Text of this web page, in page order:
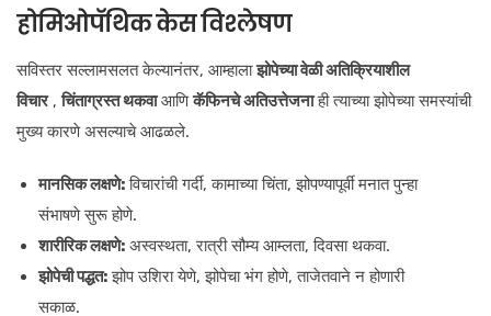
होमिओपॅथिक केस विश्लेषण
सविस्तर सल्लामसलत केल्यानंतर, आम्हालाझोपेच्या वेळी अतिक्रियाशील
विचार,चिंताग्रस्त थकवाआणिकॅफिनचे अतिउत्तेजनाही त्याच्या झोपेच्या समस्यांची
मुख्य कारणे असल्याचे आढळले.
मानसिक लक्षणे:विचारांची गर्दी, कामाच्या चिंता, झोपण्यापूर्वी मनात पुन्हा
संभाषणे सुरू होणे.
शारीरिक लक्षणे: अस्वस्थता, रात्री सौम्य आम्लता, दिवसा थकवा.
झोपेची पद्धत:झोप उशिरा येणे, झोपेचा भंग होणे, ताजेतवाने न होणारी
सकाळ.